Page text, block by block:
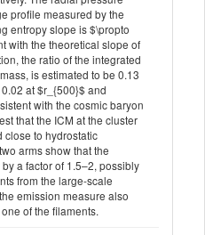
profile measured by the
entropy slope is $\propto
with the theoretical slope of
the ratio of the integrated
is estimated to be 0.13
at $r_{500}$ and
with the cosmic baryon
that the ICM at the cluster
close to hydrostatic
arms show that the
a factor of 1.5–2, possibly
from the large-scale
emission measure also
of the filaments.